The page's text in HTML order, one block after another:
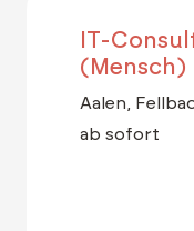
IT-
(Mensch)
Aalen,
ab sofort